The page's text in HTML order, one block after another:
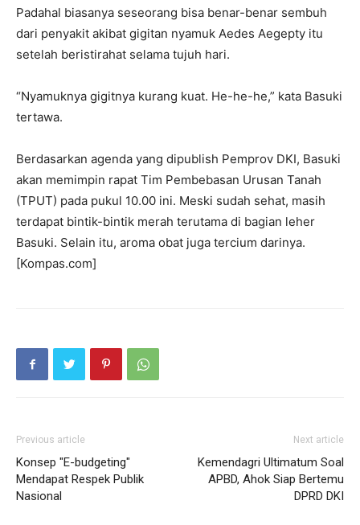
Padahal biasanya seseorang bisa benar-benar sembuh
dari penyakit akibat gigitan nyamuk Aedes Aegepty itu
setelah beristirahat selama tujuh hari.
“Nyamuknya gigitnya kurang kuat. He-he-he,” kata Basuki
tertawa.
Berdasarkan agenda yang dipublish Pemprov DKI, Basuki
akan memimpin rapat Tim Pembebasan Urusan Tanah
(TPUT) pada pukul 10.00 ini. Meski sudah sehat, masih
terdapat bintik-bintik merah terutama di bagian leher
Basuki. Selain itu, aroma obat juga tercium darinya.
[Kompas.com]
Previous article
Konsep "E-budgeting"
Mendapat Respek Publik
Nasional
Next article
Kemendagri Ultimatum Soal
APBD, Ahok Siap Bertemu
DPRD DKI